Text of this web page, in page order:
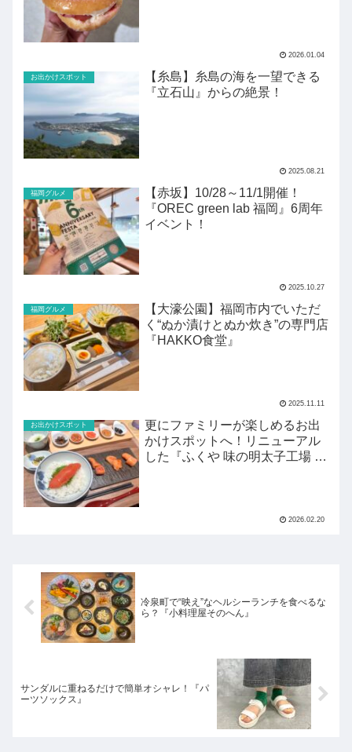
2026.01.04
お出かけスポット
【糸島】糸島の海を一望できる
『立石山』からの絶景！
2025.08.21
福岡グルメ
【赤坂】10/28～11/1開催！
『OREC green lab 福岡』6周年
イベント！
2025.10.27
福岡グルメ
【大濠公園】福岡市内でいただ
く“ぬか漬けとぬか炊き”の専門店
『HAKKO食堂』
2025.11.11
お出かけスポット
更にファミリーが楽しめるお出
かけスポットへ！リニューアル
した『ふくや 味の明太子工場 ハ
2026.02.20
冷泉町で“映え”なヘルシーランチを食べるな
ら？『小料理屋そのへん』
サンダルに重ねるだけで簡単オシャレ！『パ
ーツソックス』